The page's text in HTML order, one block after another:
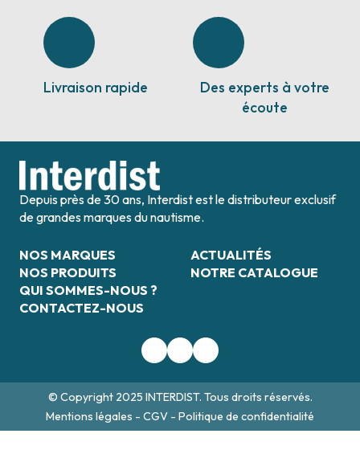
Livraison rapide
Des experts à votre
écoute
Depuis près de 30 ans, Interdist est le distributeur exclusif
de grandes marques du nautisme.
NOS MARQUES
NOS PRODUITS
QUI SOMMES-NOUS ?
CONTACTEZ-NOUS
ACTUALITÉS
NOTRE CATALOGUE
© Copyright 2025 INTERDIST. Tous droits réservés.
Mentions légales - CGV - Politique de confidentialité